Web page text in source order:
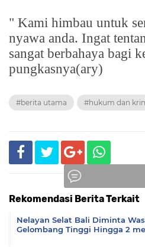
" Kami himbau untuk
nyawa anda. Ingat
sangat berbahaya bagi
pungkasnya(ary)
#berita utama #hukum dan
Rekomendasi Berita Terkait
Nelayan Selat Bali Diminta
Gelombang Tinggi Hingga 2